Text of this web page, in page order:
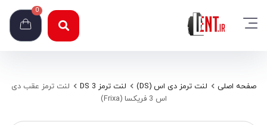
0
صفحه اصلی لنت ترمز دی اس (DS) لنت ترمز DS 3
لنت ترمز عقب دی
اس 3 فریکسا (Frixa)